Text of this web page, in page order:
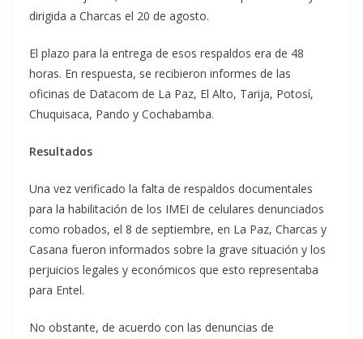
dirigida a Charcas el 20 de agosto.
El plazo para la entrega de esos respaldos era de 48
horas. En respuesta, se recibieron informes de las
oficinas de Datacom de La Paz, El Alto, Tarija, Potosí,
Chuquisaca, Pando y Cochabamba.
Resultados
Una vez verificado la falta de respaldos documentales
para la habilitación de los IMEI de celulares denunciados
como robados, el 8 de septiembre, en La Paz, Charcas y
Casana fueron informados sobre la grave situación y los
perjuicios legales y económicos que esto representaba
para Entel.
No obstante, de acuerdo con las denuncias de